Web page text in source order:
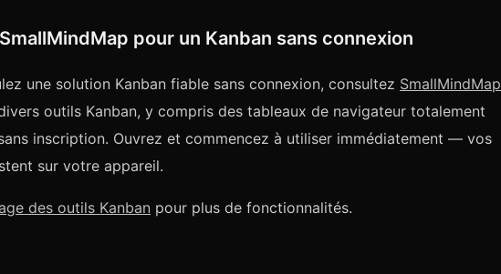
pour un Kanban sans connexion
une solution Kanban fiable sans connexion, consultez SmallMindMap
outils Kanban, y compris des tableaux de navigateur totalement
inscription. Ouvrez et commencez à utiliser immédiatement — vos
sur votre appareil.
des outils Kanban pour plus de fonctionnalités.